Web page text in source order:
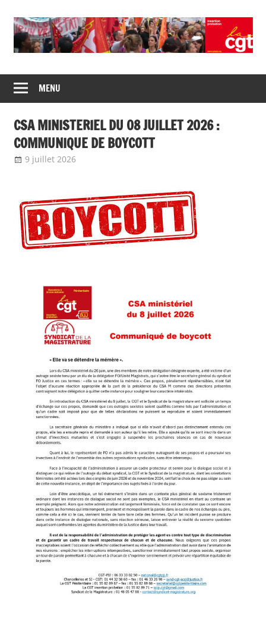
CGT
insertion
probation
de
syndicats
CGT
insertion
probation
MENU
CSA MINISTERIEL DU 08 JUILLET 2026 :
COMMUNIQUE DE BOYCOTT
9 juillet 2026